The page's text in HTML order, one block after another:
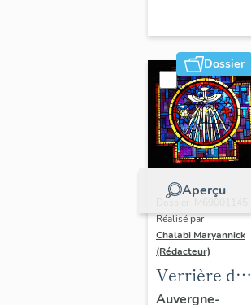
Dossier
Aperçu
Dossier IM69001145 |
Réalisé par
Chalabi Maryannick
(Rédacteur)
Verrière des
anciens
Auvergne-